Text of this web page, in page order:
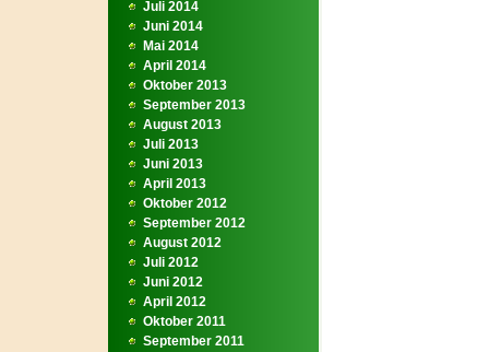
Juli 2014
Juni 2014
Mai 2014
April 2014
Oktober 2013
September 2013
August 2013
Juli 2013
Juni 2013
April 2013
Oktober 2012
September 2012
August 2012
Juli 2012
Juni 2012
April 2012
Oktober 2011
September 2011